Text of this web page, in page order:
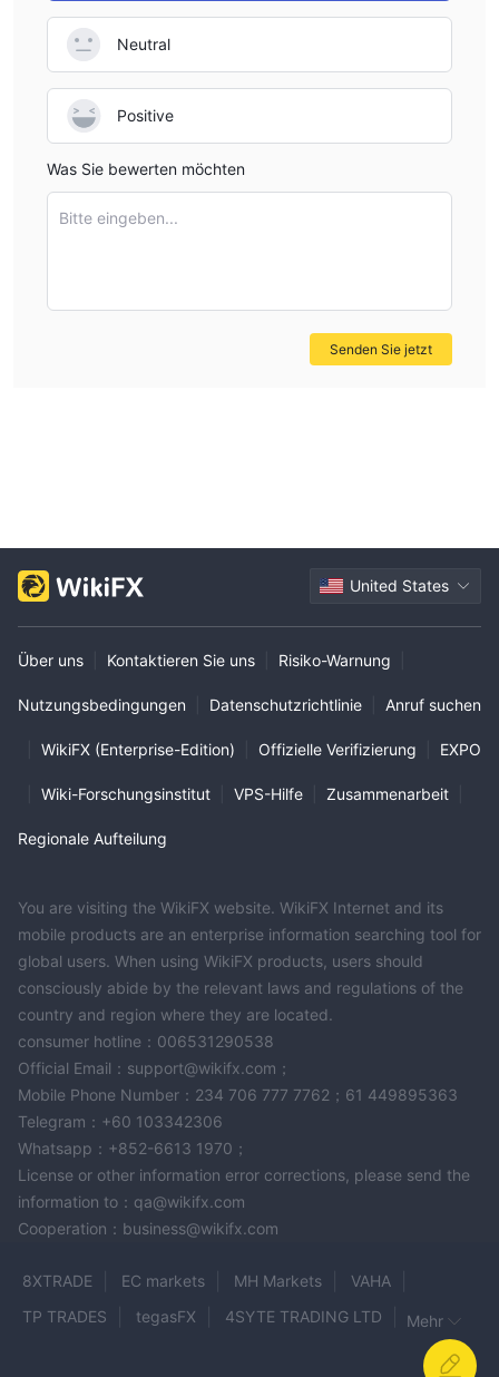
Neutral
Positive
Was Sie bewerten möchten
Bitte eingeben...
Senden Sie jetzt
United States
Über uns Kontaktieren Sie uns Risiko-Warnung
Nutzungsbedingungen Datenschutzrichtlinie Anruf suchen
WikiFX (Enterprise-Edition) Offizielle Verifizierung EXPO
Wiki-Forschungsinstitut VPS-Hilfe Zusammenarbeit
Regionale Aufteilung
You are visiting the WikiFX website. WikiFX Internet and its
mobile products are an enterprise information searching tool for
global users. When using WikiFX products, users should
consciously abide by the relevant laws and regulations of the
country and region where they are located.
consumer hotline：006531290538
Official Email：support@wikifx.com；
Mobile Phone Number：234 706 777 7762；61 449895363
Telegram：+60 103342306
Whatsapp：+852-6613 1970；
License or other information error corrections, please send the
information to：qa@wikifx.com
Cooperation：business@wikifx.com
8XTRADE EC markets MH Markets
VAHA
TP TRADES
tegasFX
4SYTE TRADING LTD
Mehr